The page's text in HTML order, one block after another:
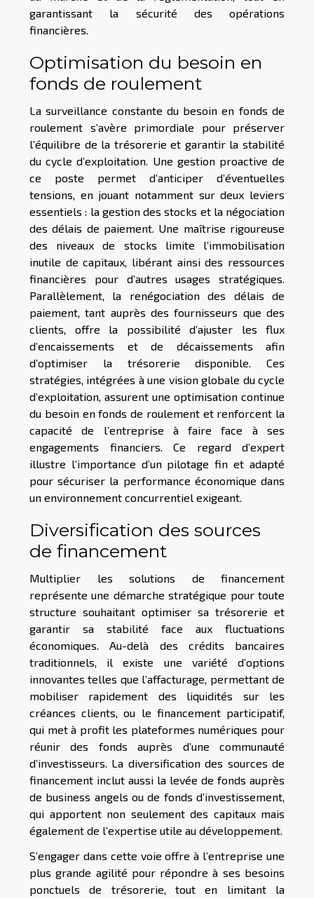
garantissant la sécurité des opérations
financières.
Optimisation du besoin en
fonds de roulement
La surveillance constante du besoin en fonds de
roulement s’avère primordiale pour préserver
l’équilibre de la trésorerie et garantir la stabilité
du cycle d’exploitation. Une gestion proactive de
ce poste permet d’anticiper d’éventuelles
tensions, en jouant notamment sur deux leviers
essentiels : la gestion des stocks et la négociation
des délais de paiement. Une maîtrise rigoureuse
des niveaux de stocks limite l’immobilisation
inutile de capitaux, libérant ainsi des ressources
financières pour d’autres usages stratégiques.
Parallèlement, la renégociation des délais de
paiement, tant auprès des fournisseurs que des
clients, offre la possibilité d’ajuster les flux
d’encaissements et de décaissements afin
d’optimiser la trésorerie disponible. Ces
stratégies, intégrées à une vision globale du cycle
d’exploitation, assurent une optimisation continue
du besoin en fonds de roulement et renforcent la
capacité de l’entreprise à faire face à ses
engagements financiers. Ce regard d’expert
illustre l’importance d’un pilotage fin et adapté
pour sécuriser la performance économique dans
un environnement concurrentiel exigeant.
Diversification des sources
de financement
Multiplier les solutions de financement
représente une démarche stratégique pour toute
structure souhaitant optimiser sa trésorerie et
garantir sa stabilité face aux fluctuations
économiques. Au-delà des crédits bancaires
traditionnels, il existe une variété d’options
innovantes telles que l’affacturage, permettant de
mobiliser rapidement des liquidités sur les
créances clients, ou le financement participatif,
qui met à profit les plateformes numériques pour
réunir des fonds auprès d’une communauté
d’investisseurs. La diversification des sources de
financement inclut aussi la levée de fonds auprès
de business angels ou de fonds d’investissement,
qui apportent non seulement des capitaux mais
également de l’expertise utile au développement.
S’engager dans cette voie offre à l’entreprise une
plus grande agilité pour répondre à ses besoins
ponctuels de trésorerie, tout en limitant la